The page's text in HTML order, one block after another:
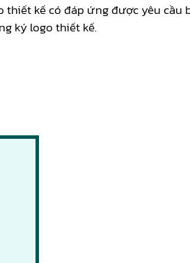
kế có đáp ứng được yêu cầu
ký logo thiết kế.